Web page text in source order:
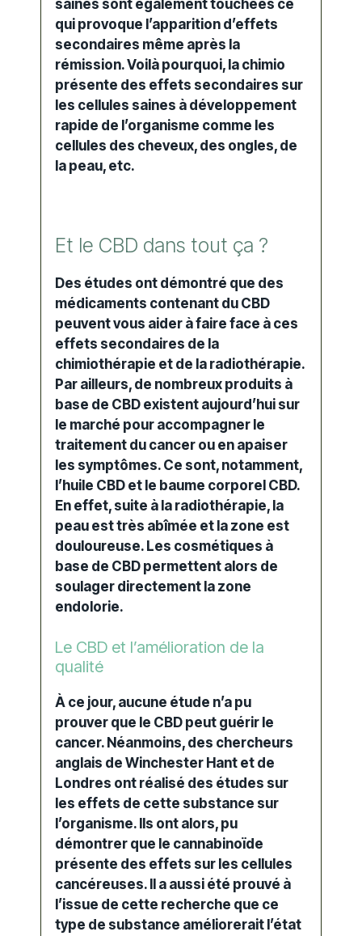
saines sont également touchées ce
qui provoque l’apparition d’effets
secondaires même après la
rémission. Voilà pourquoi, la chimio
présente des effets secondaires sur
les cellules saines à développement
rapide de l’organisme comme les
cellules des cheveux, des ongles, de
la peau, etc.
Et le CBD dans tout ça ?
Des études ont démontré que des
médicaments contenant du CBD
peuvent vous aider à faire face à ces
effets secondaires de la
chimiothérapie et de la radiothérapie.
Par ailleurs, de nombreux produits à
base de CBD existent aujourd’hui sur
le marché pour accompagner le
traitement du cancer ou en apaiser
les symptômes. Ce sont, notamment,
l’huile CBD et le baume corporel CBD.
En effet, suite à la radiothérapie, la
peau est très abîmée et la zone est
douloureuse. Les cosmétiques à
base de CBD permettent alors de
soulager directement la zone
endolorie.
Le CBD et l’amélioration de la
qualité
À ce jour, aucune étude n’a pu
prouver que le CBD peut guérir le
cancer. Néanmoins, des chercheurs
anglais de Winchester Hant et de
Londres ont réalisé des études sur
les effets de cette substance sur
l’organisme. Ils ont alors, pu
démontrer que le cannabinoïde
présente des effets sur les cellules
cancéreuses. Il a aussi été prouvé à
l’issue de cette recherche que ce
type de substance améliorerait l’état